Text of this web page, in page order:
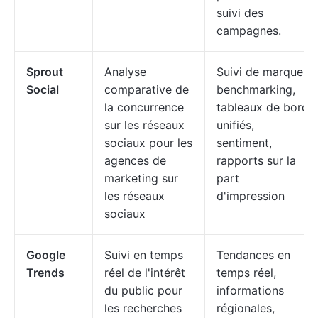
suivi des
campagnes.
Sprout
Social
Analyse
comparative de
la concurrence
sur les réseaux
sociaux pour les
agences de
marketing sur
les réseaux
sociaux
Suivi de marque,
benchmarking,
tableaux de bord
unifiés,
sentiment,
rapports sur la
part
d'impression
Google
Trends
Suivi en temps
réel de l'intérêt
du public pour
les recherches
Tendances en
temps réel,
informations
régionales,